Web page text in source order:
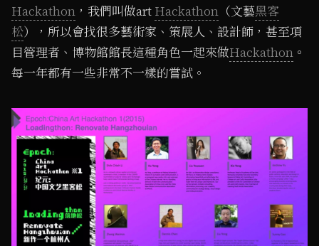
Hackathon ，我們叫做art Hackathon （文藝黑客
松），所以會找很多藝術家、策展人、設計師，甚至項
目管理者、博物館館長這種角色一起來做Hackathon 。
每一年都有一些非常不一樣的嘗試。